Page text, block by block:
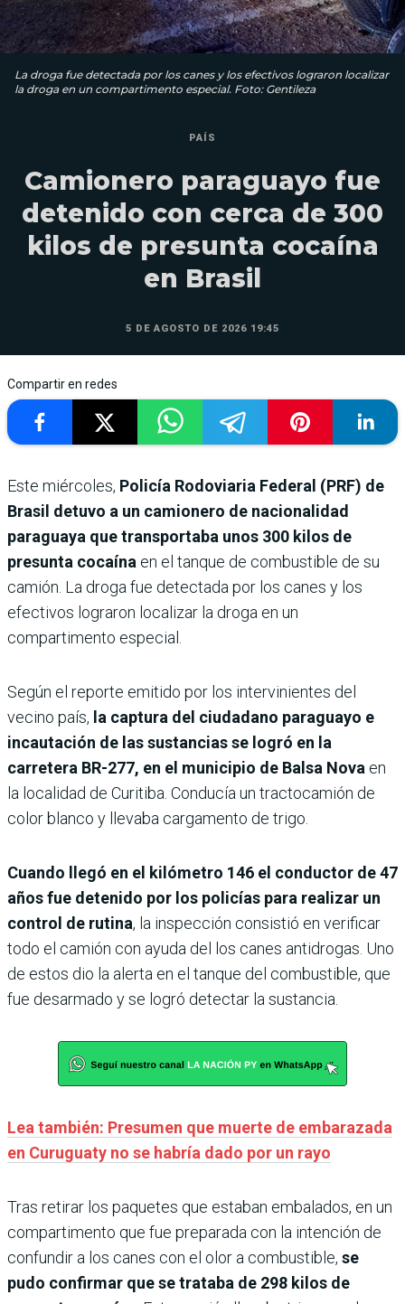
La droga fue detectada por los canes y los efectivos lograron localizar
la droga en un compartimento especial. Foto: Gentileza
PAÍS
Camionero paraguayo fue
detenido con cerca de 300
kilos de presunta cocaína
en Brasil
5 DE AGOSTO DE 2026 19:45
Compartir en redes
Este miércoles, Policía Rodoviaria Federal (PRF) de
Brasil detuvo a un camionero de nacionalidad
paraguaya que transportaba unos 300 kilos de
presunta cocaína en el tanque de combustible de su
camión. La droga fue detectada por los canes y los
efectivos lograron localizar la droga en un
compartimento especial.
Según el reporte emitido por los intervinientes del
vecino país, la captura del ciudadano paraguayo e
incautación de las sustancias se logró en la
carretera BR-277, en el municipio de Balsa Nova en
la localidad de Curitiba. Conducía un tractocamión de
color blanco y llevaba cargamento de trigo.
Cuando llegó en el kilómetro 146 el conductor de 47
años fue detenido por los policías para realizar un
control de rutina, la inspección consistió en verificar
todo el camión con ayuda del los canes antidrogas. Uno
de estos dio la alerta en el tanque del combustible, que
fue desarmado y se logró detectar la sustancia.
Lea también: Presumen que muerte de embarazada
en Curuguaty no se habría dado por un rayo
Tras retirar los paquetes que estaban embalados, en un
compartimento que fue preparada con la intención de
confundir a los canes con el olor a combustible, se
pudo confirmar que se trataba de 298 kilos de